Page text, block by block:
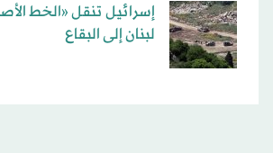
إسرائيل تنقل «الخط
لبنان إلى البقاع